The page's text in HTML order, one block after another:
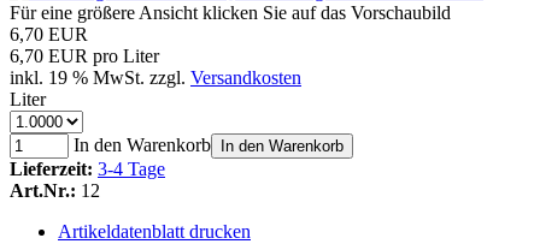
Für eine größere Ansicht klicken Sie auf das Vorschaubild
6,70 EUR
6,70 EUR pro Liter
inkl. 19 % MwSt. zzgl. Versandkosten
Liter
In den Warenkorb In den Warenkorb
Lieferzeit: 3-4 Tage
Art.Nr.: 12
Artikeldatenblatt drucken